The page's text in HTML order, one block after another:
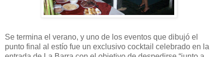
Se termina el verano, y uno de los eventos que dibujó el
punto final al estío fue un exclusivo cocktail celebrado en la